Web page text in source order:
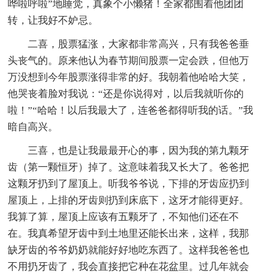
哗啦呼啦”地睡觉，真象个小懒猪！全家都围着他团团
转，让我好不妒忌。
二喜，股票猛涨，大家都非常高兴，只有我爸爸垂
头丧气的。原来他认为春节期间股票一定会跌，但他万
万没想到今年股票涨得非常的好。我朝着他哈哈大笑，
他哭丧着脸对我说：“还是你说得对，以后我就听你的
啦！”“哈哈！以后我最大了，连爸爸都得听我的话。”我
暗自高兴。
三喜，也是让我最最开心的事，因为我的第九颗牙
齿（第一颗恒牙）掉了。这意味着我又长大了。爸爸把
这颗牙扔到了屋顶上。听我爷爷说，下排的牙齿应扔到
屋顶上，上排的牙齿则扔到床底下，这牙才能得更好。
我算了算，屋顶上应该有五颗牙了，不知他们还在不
在。我真希望牙齿中到土地里还能长出来，这样，我那
缺牙齿的爷爷奶奶就能好好地吃东西了。这样我爸爸也
不用扔牙齿了，我会直接把它种在花盆里。过几年就会